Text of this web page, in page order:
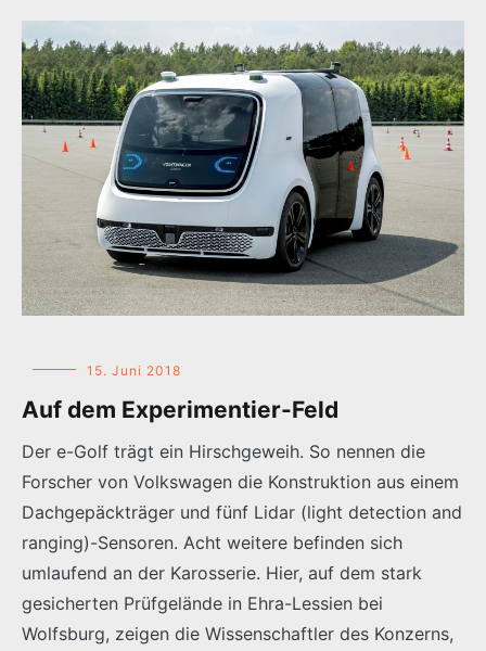
15. Juni 2018
Auf dem Experimentier-Feld
Der e-Golf trägt ein Hirschgeweih. So nennen die
Forscher von Volkswagen die Konstruktion aus einem
Dachgepäckträger und fünf Lidar (light detection and
ranging)-Sensoren. Acht weitere befinden sich
umlaufend an der Karosserie. Hier, auf dem stark
gesicherten Prüfgelände in Ehra-Lessien bei
Wolfsburg, zeigen die Wissenschaftler des Konzerns,